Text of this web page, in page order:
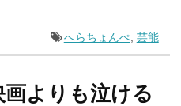
へらちょんぺ, 芸能
画よりも泣ける